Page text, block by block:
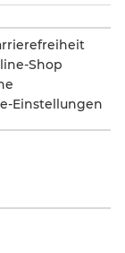
Shop
Einstellungen